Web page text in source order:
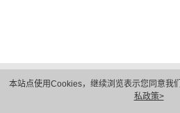
本站点使用Cookies，继续浏览表示您同意我
私政策>
隐私保护
法律